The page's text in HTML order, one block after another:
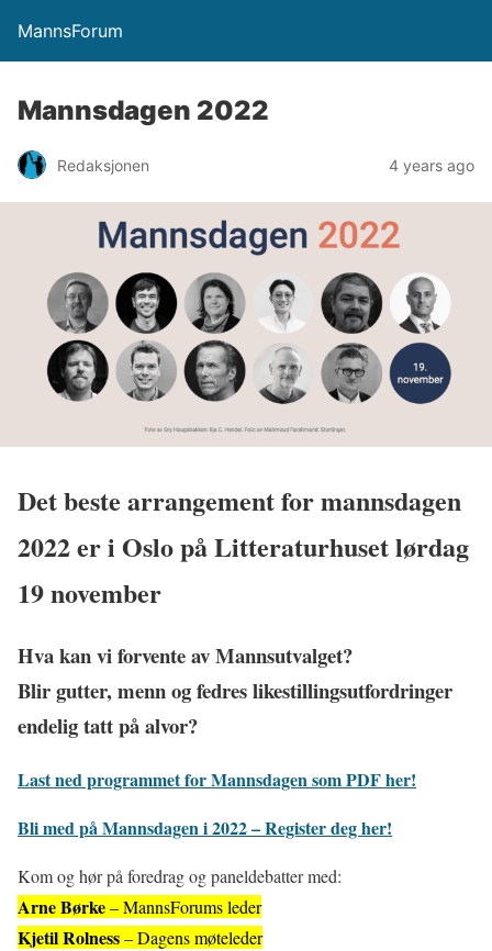
MannsForum
Mannsdagen 2022
Redaksjonen 4 years ago
Det beste arrangement for mannsdagen
2022 er i Oslo på Litteraturhuset lørdag
19 november
Hva kan vi forvente av Mannsutvalget?
Blir gutter, menn og fedres likestillingsutfordringer
endelig tatt på alvor?
Last ned programmet for Mannsdagen som PDF her!
Bli med på Mannsdagen i 2022 – Register deg her!
Kom og hør på foredrag og paneldebatter med:
Arne Børke– MannsForums leder
Kjetil Rolness– Dagens møteleder